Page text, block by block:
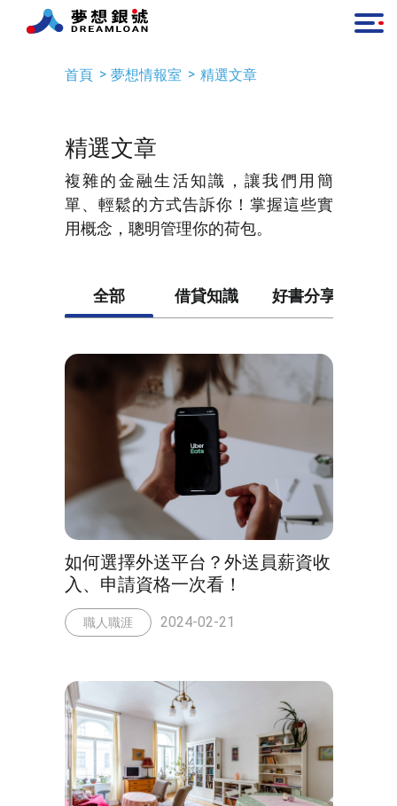
首頁 夢想情報室 精選文章
精選文章
複雜的金融生活知識，讓我們用簡
單、輕鬆的方式告訴你！掌握這些實
用概念，聰明管理你的荷包。
全部 借貸知識 好書分享
如何選擇外送平台？外送員薪資收
入、申請資格一次看！
職人職涯 2024-02-21